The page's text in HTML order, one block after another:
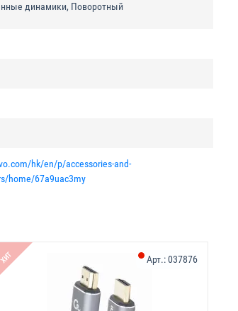
динамики, Поворотный
hk/en/p/accessories-and-
home/67a9uac3my
ХИТ Арт.:037876